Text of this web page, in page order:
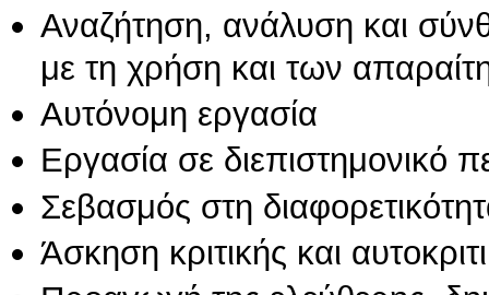
Αναζήτηση, ανάλυση και
με τη χρήση και των
Αυτόνομη εργασία
Εργασία σε διεπιστημονικό
Σεβασμός στη
Άσκηση κριτικής και